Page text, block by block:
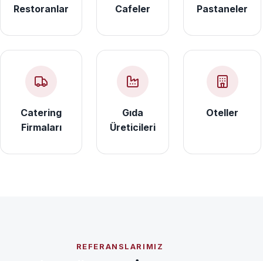
Restoranlar Cafeler Pastaneler
Catering
Firmaları
Gıda
Üreticileri
Oteller
REFERANSLARIMIZ